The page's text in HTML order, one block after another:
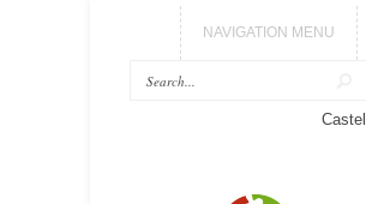
NAVIGATION MENU